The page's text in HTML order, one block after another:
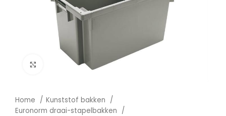
Afbeelding vergroten
Home
Kunststof bakken
Euronorm draai-stapelbakken